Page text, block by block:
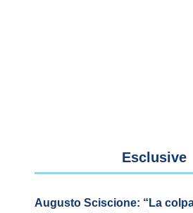
Esclusive
Augusto Sciscione: “La